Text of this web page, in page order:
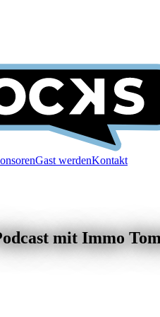
Gast werdenKontakt
mit Immo